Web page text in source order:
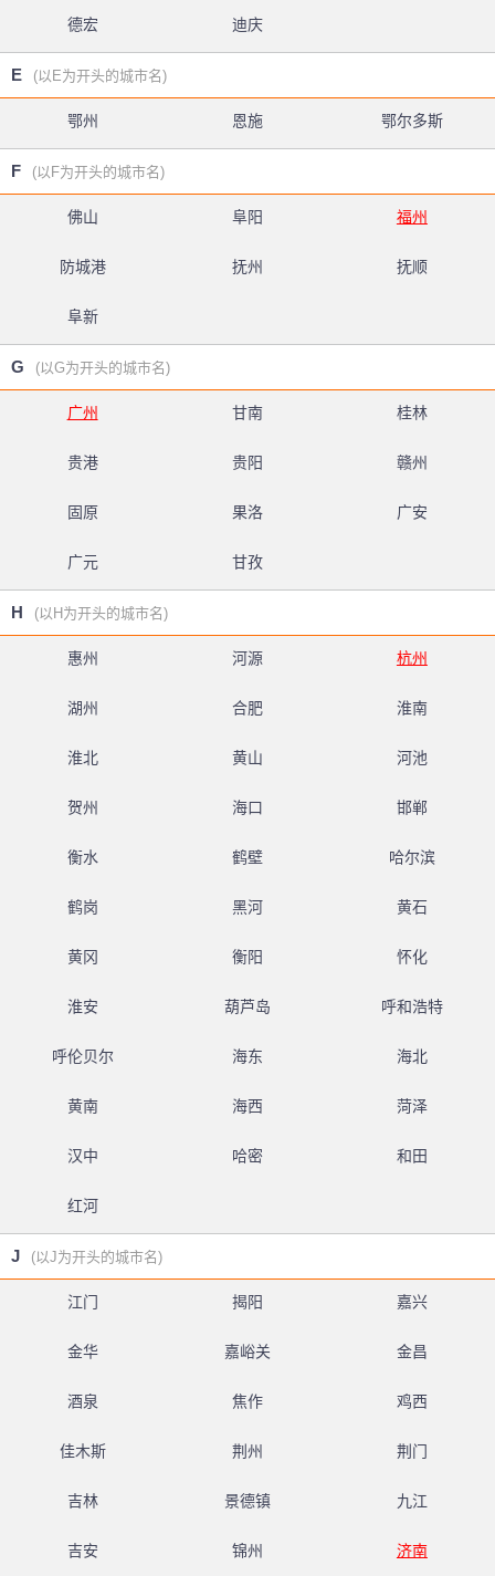
德宏 迪庆
E (以E为开头的城市名)
鄂州 恩施 鄂尔多斯
F (以F为开头的城市名)
佛山 阜阳 福州
防城港 抚州 抚顺
阜新
G (以G为开头的城市名)
广州 甘南 桂林
贵港 贵阳 赣州
固原 果洛 广安
广元 甘孜
H (以H为开头的城市名)
惠州 河源 杭州
湖州 合肥 淮南
淮北 黄山 河池
贺州 海口 邯郸
衡水 鹤壁 哈尔滨
鹤岗 黑河 黄石
黄冈 衡阳 怀化
淮安 葫芦岛 呼和浩特
呼伦贝尔 海东 海北
黄南 海西 菏泽
汉中 哈密 和田
红河
J (以J为开头的城市名)
江门 揭阳 嘉兴
金华 嘉峪关 金昌
酒泉 焦作 鸡西
佳木斯 荆州 荆门
吉林 景德镇 九江
吉安 锦州 济南